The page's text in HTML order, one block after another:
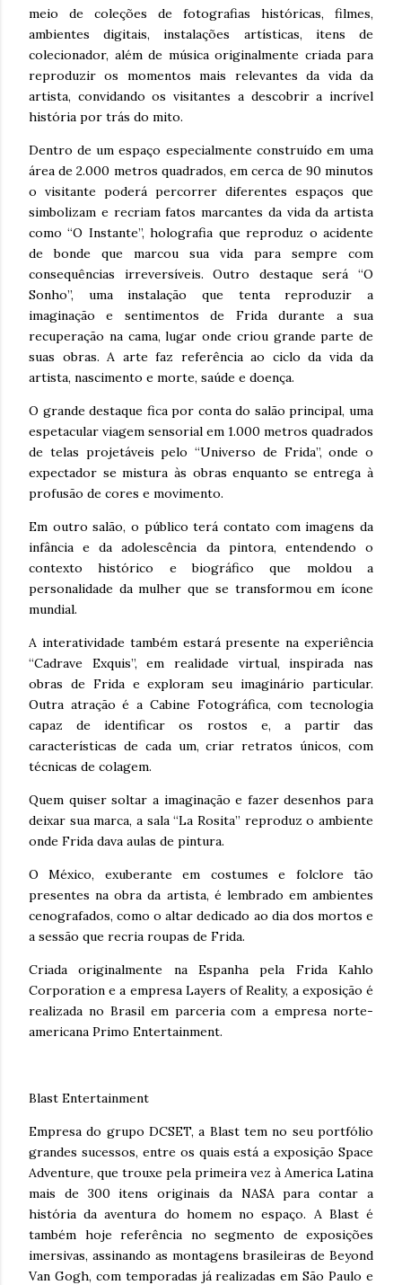
meio de coleções de fotografias históricas, filmes,
ambientes digitais, instalações artísticas, itens de
colecionador, além de música originalmente criada para
reproduzir os momentos mais relevantes da vida da
artista, convidando os visitantes a descobrir a incrível
história por trás do mito.
Dentro de um espaço especialmente construído em uma
área de 2.000 metros quadrados, em cerca de 90 minutos
o visitante poderá percorrer diferentes espaços que
simbolizam e recriam fatos marcantes da vida da artista
como “O Instante”, holografia que reproduz o acidente
de bonde que marcou sua vida para sempre com
consequências irreversíveis. Outro destaque será “O
Sonho”, uma instalação que tenta reproduzir a
imaginação e sentimentos de Frida durante a sua
recuperação na cama, lugar onde criou grande parte de
suas obras. A arte faz referência ao ciclo da vida da
artista, nascimento e morte, saúde e doença.
O grande destaque fica por conta do salão principal, uma
espetacular viagem sensorial em 1.000 metros quadrados
de telas projetáveis pelo “Universo de Frida”, onde o
expectador se mistura às obras enquanto se entrega à
profusão de cores e movimento.
Em outro salão, o público terá contato com imagens da
infância e da adolescência da pintora, entendendo o
contexto histórico e biográfico que moldou a
personalidade da mulher que se transformou em ícone
mundial.
A interatividade também estará presente na experiência
“Cadrave Exquis”, em realidade virtual, inspirada nas
obras de Frida e exploram seu imaginário particular.
Outra atração é a Cabine Fotográfica, com tecnologia
capaz de identificar os rostos e, a partir das
características de cada um, criar retratos únicos, com
técnicas de colagem.
Quem quiser soltar a imaginação e fazer desenhos para
deixar sua marca, a sala “La Rosita” reproduz o ambiente
onde Frida dava aulas de pintura.
O México, exuberante em costumes e folclore tão
presentes na obra da artista, é lembrado em ambientes
cenografados, como o altar dedicado ao dia dos mortos e
a sessão que recria roupas de Frida.
Criada originalmente na Espanha pela Frida Kahlo
Corporation e a empresa Layers of Reality, a exposição é
realizada no Brasil em parceria com a empresa norte-
americana Primo Entertainment.
Blast Entertainment
Empresa do grupo DCSET, a Blast tem no seu portfólio
grandes sucessos, entre os quais está a exposição Space
Adventure, que trouxe pela primeira vez à America Latina
mais de 300 itens originais da NASA para contar a
história da aventura do homem no espaço. A Blast é
também hoje referência no segmento de exposições
imersivas, assinando as montagens brasileiras de Beyond
Van Gogh, com temporadas já realizadas em São Paulo e